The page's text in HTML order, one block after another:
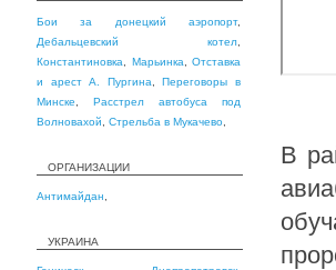
Бои за донецкий аэропорт,
Дебальцевский котел
Константиновка
Марьинка
Отставка
и арест А. Пургина ,Переговоры в
Минске
Расстрел автобуса под
Волновахой
Стрельба в Мукачево
ОРГАНИЗАЦИИ
Антимайдан
УКРАИНА
В